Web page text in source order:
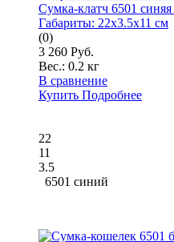
Сумка-клатч 6501
Габариты: 22x3.5x11 см
(0)
3 260 Руб.
Вес.: 0.2 кг
В сравнение
Купить Подробнее
22
11
3.5
6501 синий